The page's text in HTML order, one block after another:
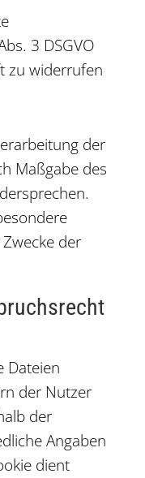
3 DSGVO
zu widerrufen
der
Maßgabe des
der
Dateien
der Nutzer
der
Angaben
dient